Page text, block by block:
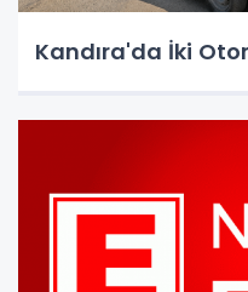
Kandıra'da İki